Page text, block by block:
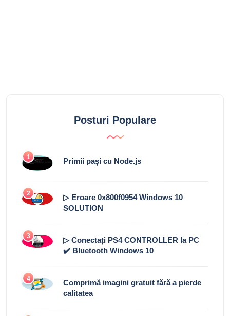
Posturi Populare
1 Primii pași cu Node.js
2
▷ Eroare 0x800f0954 Windows 10
SOLUTION
3
▷ Conectați PS4 CONTROLLER la PC
✔️ Bluetooth Windows 10
4
Comprimă imagini gratuit fără a pierde
calitatea